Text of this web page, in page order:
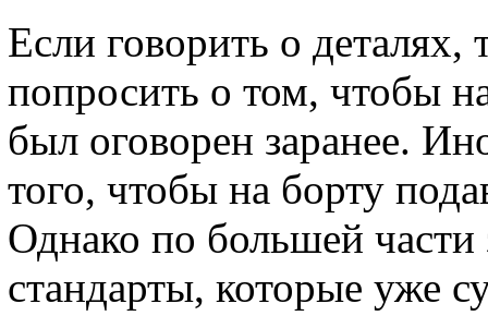
Если говорить о деталях,
попросить о том, чтобы
был оговорен заранее.
того, чтобы на борту
Однако по большей части
стандарты, которые уже